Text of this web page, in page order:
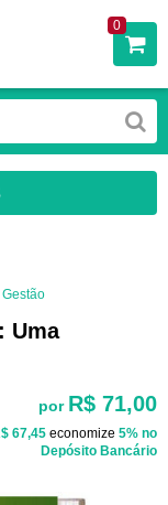
0
Gestão
Uma
por R$ 71,00
67,45 economize 5% no
Depósito Bancário